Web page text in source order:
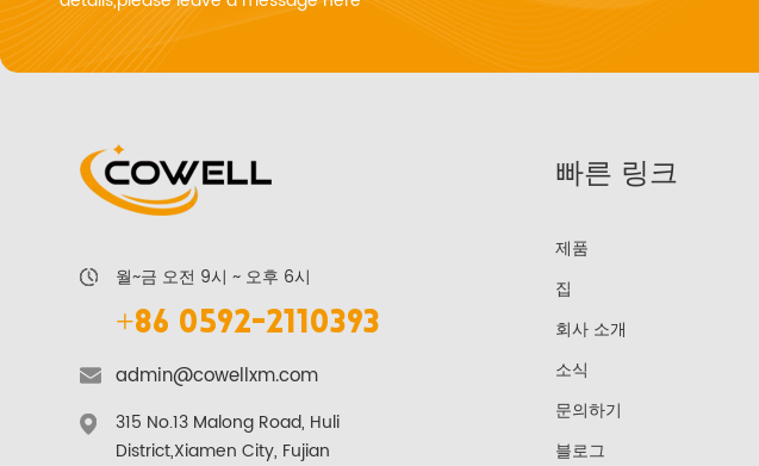
월~금 오전 9시 ~ 오후 6시
+86 0592-2110393
admin@cowellxm.com
315 No.13 Malong Road, Huli
District,Xiamen City, Fujian
빠른 링크
제품
집
회사 소개
소식
문의하기
블로그